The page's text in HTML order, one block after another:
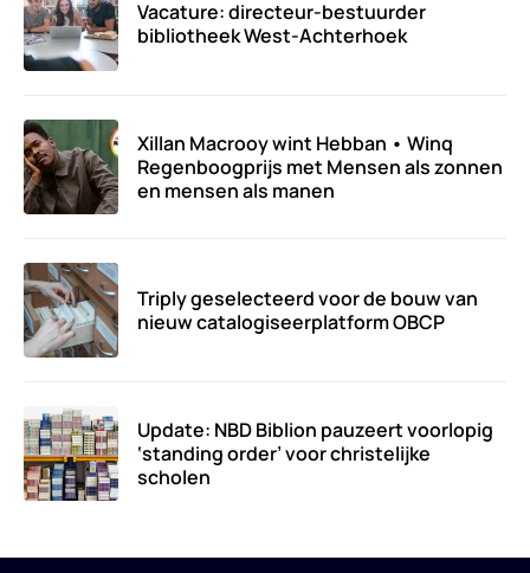
Vacature: directeur-bestuurder
bibliotheek West-Achterhoek
Xillan Macrooy wint Hebban • Winq
Regenboogprijs met Mensen als zonnen
en mensen als manen
Triply geselecteerd voor de bouw van
nieuw catalogiseerplatform OBCP
Update: NBD Biblion pauzeert voorlopig
‘standing order’ voor christelijke
scholen